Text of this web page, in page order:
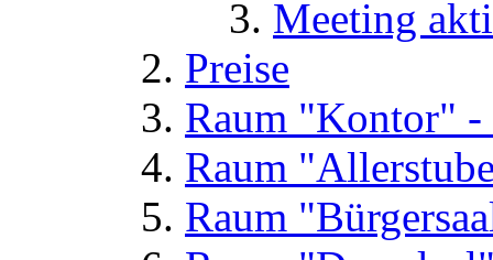
Meeting
Preise
Raum "Kontor" -
Raum
Raum